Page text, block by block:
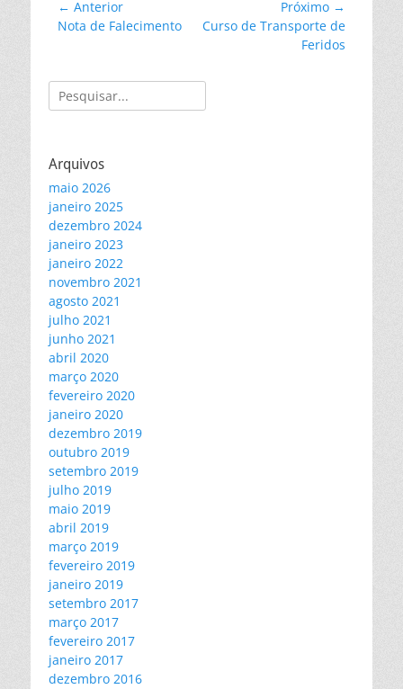
Navegação
de
← Anterior
Post
Nota de Falecimento
Próximo →
Próximo
Curso de Transporte de
Feridos
Pesquisar
por:
Arquivos
maio 2026
janeiro 2025
dezembro 2024
janeiro 2023
janeiro 2022
novembro 2021
agosto 2021
julho 2021
junho 2021
abril 2020
março 2020
fevereiro 2020
janeiro 2020
dezembro 2019
outubro 2019
setembro 2019
julho 2019
maio 2019
abril 2019
março 2019
fevereiro 2019
janeiro 2019
setembro 2017
março 2017
fevereiro 2017
janeiro 2017
dezembro 2016